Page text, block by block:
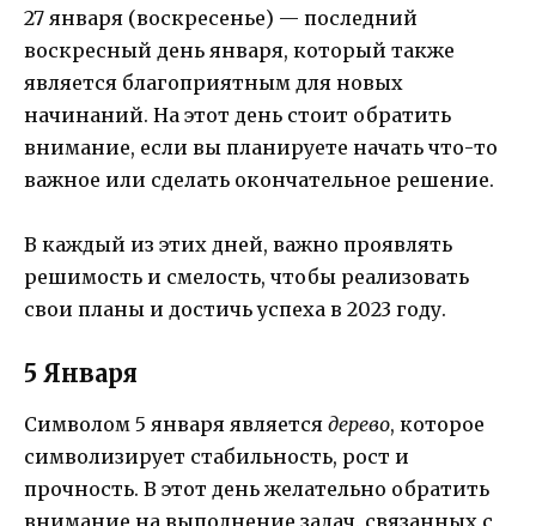
27 января (воскресенье) — последний
воскресный день января, который также
является благоприятным для новых
начинаний. На этот день стоит обратить
внимание, если вы планируете начать что-то
важное или сделать окончательное решение.
В каждый из этих дней, важно проявлять
решимость и смелость, чтобы реализовать
свои планы и достичь успеха в 2023 году.
5 Января
Символом 5 января является дерево, которое
символизирует стабильность, рост и
прочность. В этот день желательно обратить
внимание на выполнение задач, связанных с